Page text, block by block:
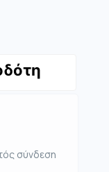
σύνδεση